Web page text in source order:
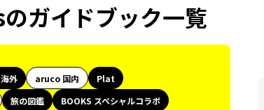
ガイドブック一覧
外 aruco 国内
Plat
旅の図鑑
BOOKS スペシャルコラボ